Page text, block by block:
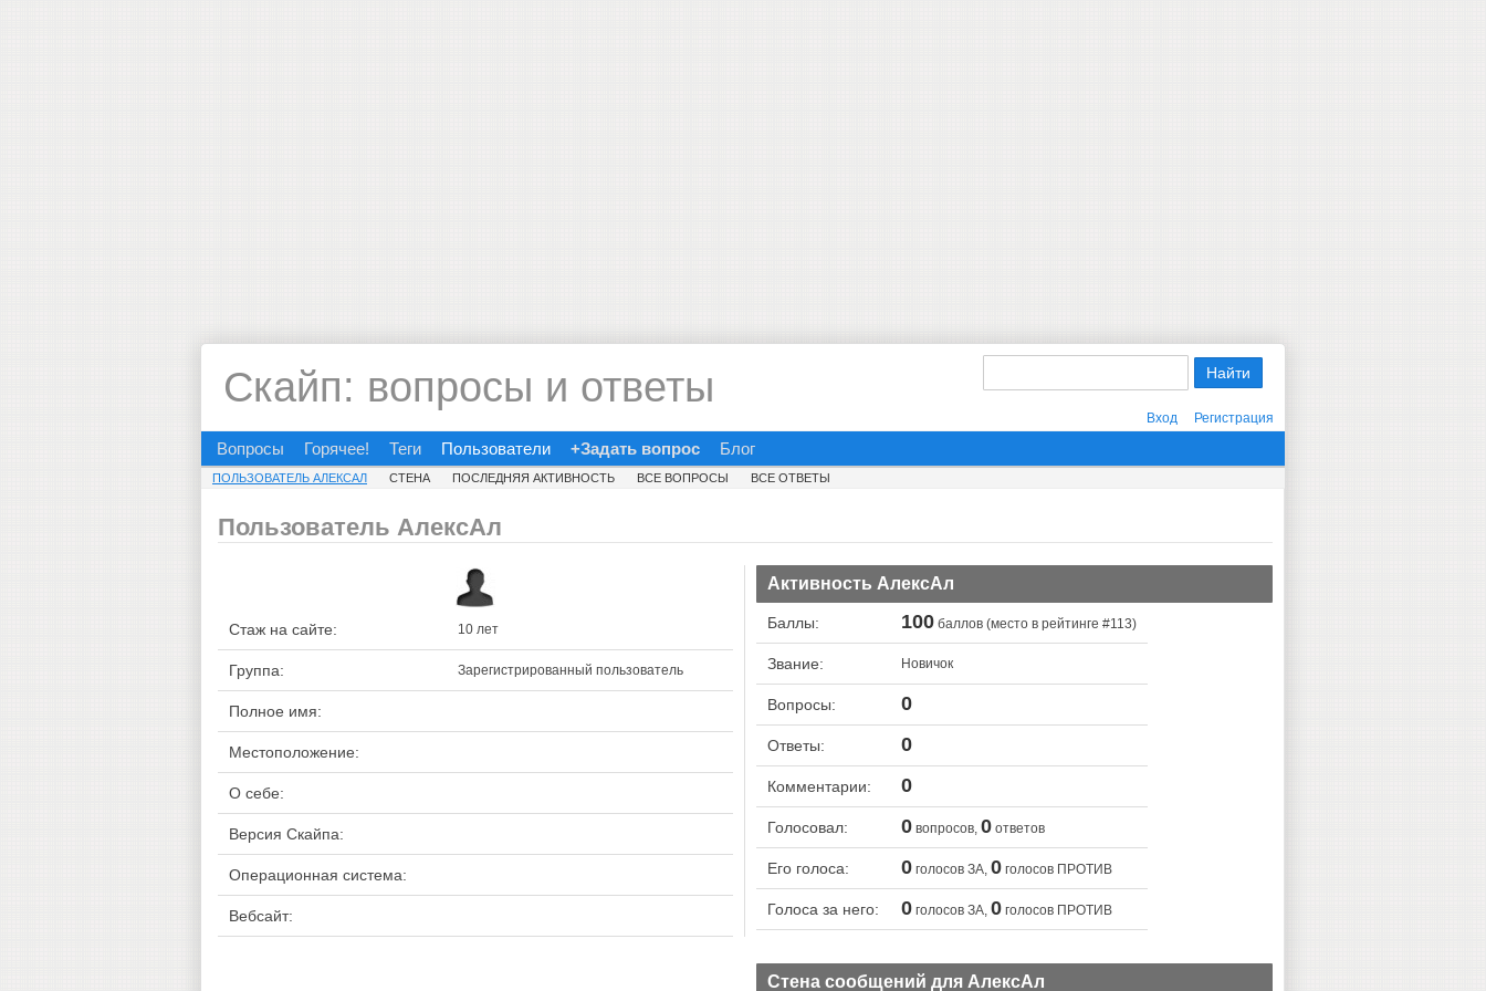
Скайп: вопросы и ответы
Вход Регистрация
Вопросы Горячее! Теги Пользователи +Задать вопрос Блог
ПОЛЬЗОВАТЕЛЬ АЛЕКСАЛ СТЕНА ПОСЛЕДНЯЯ АКТИВНОСТЬ ВСЕ ВОПРОСЫ ВСЕ ОТВЕТЫ
Пользователь АлексАл
Стаж на сайте: 10 лет
Группа: Зарегистрированный пользователь
Полное имя:
Местоположение:
О себе:
Версия Скайпа:
Операционная система:
Вебсайт:
Активность АлексАл
Баллы: 100 баллов (место в рейтинге #113)
Звание: Новичок
Вопросы: 0
Ответы: 0
Комментарии: 0
Голосовал: 0 вопросов, 0 ответов
Его голоса: 0 голосов ЗА, 0 голосов ПРОТИВ
Голоса за него: 0 голосов ЗА, 0 голосов ПРОТИВ
Стена сообщений для АлексАл